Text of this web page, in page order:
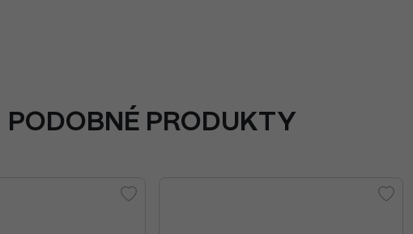
PODOBNÉ PRODUKTY